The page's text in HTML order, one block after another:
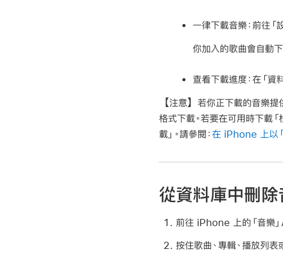
一律下載音樂： 前往「
你加入的歌曲會自動
查看下載進度：在「資
【注意】 若你正下載的音樂提
格式下載。若要在可用時下載「
載」。請參閱：在 iPhone 上以
從資料庫中刪除
前往 iPhone 上的「音樂
按住歌曲、專輯、播放列表